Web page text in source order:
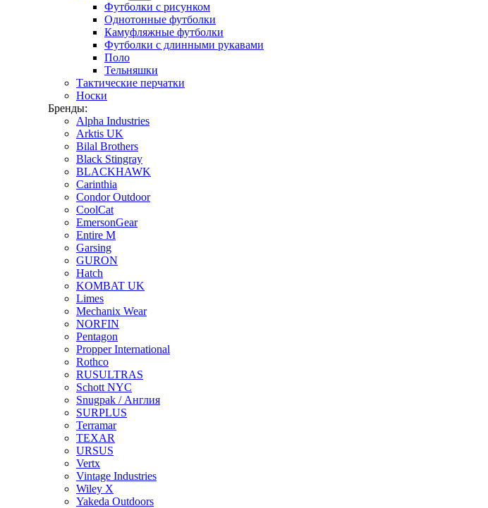
Футболки с рисунком
Однотонные футболки
Камуфляжные футболки
Футболки с длинными рукавами
Поло
Тельняшки
Тактические перчатки
Носки
Бренды:
Alpha Industries
Arktis UK
Bilal Brothers
Black Stingray
BLACKHAWK
Carinthia
Condor Outdoor
CoolCat
EmersonGear
Entire M
Garsing
GURON
Hatch
KOMBAT UK
Limes
Mechanix Wear
NORFIN
Pentagon
Propper International
Rothco
RUSULTRAS
Schott NYC
Snugpak / Англия
SURPLUS
Terramar
TEXAR
URSUS
Vertx
Vintage Industries
Wiley X
Yakeda Outdoors